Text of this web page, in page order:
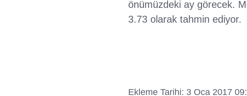
önümüzdeki ay görecek.
3.73 olarak tahmin ediyor.
Ekleme Tarihi: 3 Oca 2017